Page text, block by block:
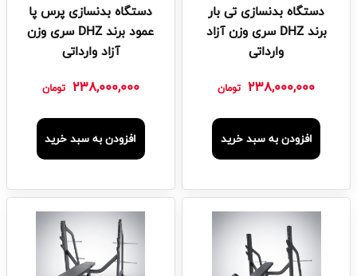
دستگاه بدنسازی تی بار
برند DHZ سری وزن آزاد
وارداتی
238,000,000 تومان
افزودن به سبد خرید
دستگاه بدنسازی پرس پا
عمود برند DHZ سری وزن
آزاد وارداتی
238,000,000 تومان
افزودن به سبد خرید